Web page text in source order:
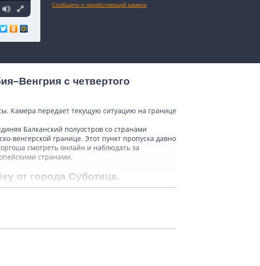
Сообщить о неработающей камере
с четвертого
Камера передает текущую ситуацию на границе
Балканский полуостров со странами
венгерской границе. Этот пункт пропуска давно
смотреть онлайн и наблюдать за
странами.
от города Суботица.
частью. Маршрут проходит через несколько